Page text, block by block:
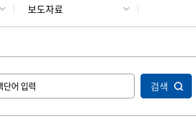
보도자료
검색